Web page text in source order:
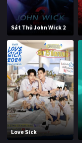
Sát Thủ John Wick 2
Love Sick